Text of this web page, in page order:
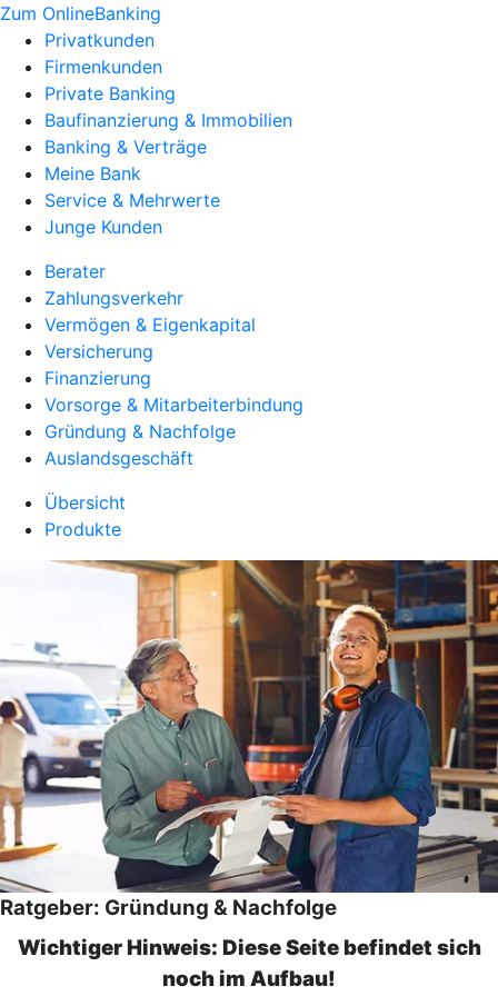
Zum OnlineBanking
Privatkunden
Firmenkunden
Private Banking
Baufinanzierung & Immobilien
Banking & Verträge
Meine Bank
Service & Mehrwerte
Junge Kunden
Berater
Zahlungsverkehr
Vermögen & Eigenkapital
Versicherung
Finanzierung
Vorsorge & Mitarbeiterbindung
Gründung & Nachfolge
Auslandsgeschäft
Übersicht
Produkte
Ratgeber: Gründung & Nachfolge
Wichtiger Hinweis: Diese Seite befindet sich
noch im Aufbau!